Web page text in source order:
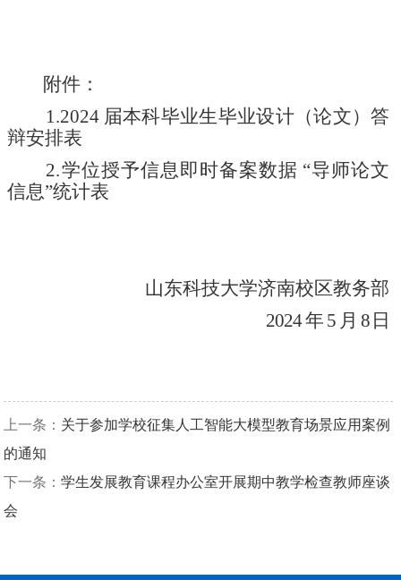
附件：
1.2024 届本科毕业生毕业设计（论文）答
辩安排表
2.学位授予信息即时备案数据 “导师论文
信息”统计表
山东科技大学济南校区教务部
2024年 5 月 8 日
上一条： 关于参加学校征集人工智能大模型教育场景应用案例
的通知
下一条：学生发展教育课程办公室开展期中教学检查教师座谈
会